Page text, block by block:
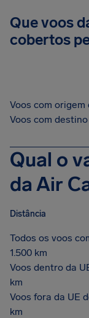
Que voos
cobertos
Voos com
Voos com
Qual o
da Air
Distância
Todos os voos
1.500 km
Voos dentro da
km
Voos fora da UE
km